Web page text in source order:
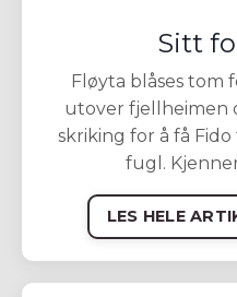
Sitt
Fløyta blåses tom
utover fjellheimen
skriking for å få
fugl.
LES HELE